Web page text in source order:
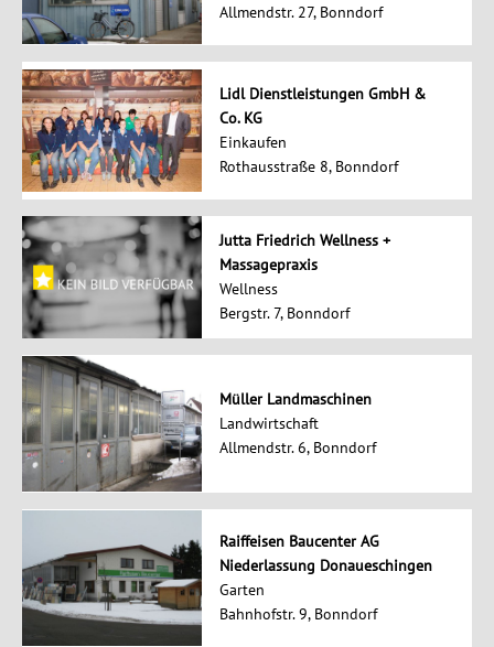
Allmendstr. 27, Bonndorf
Lidl Dienstleistungen GmbH &
Co. KG
Einkaufen
Rothausstraße 8, Bonndorf
Jutta Friedrich Wellness +
Massagepraxis
Wellness
Bergstr. 7, Bonndorf
Müller Landmaschinen
Landwirtschaft
Allmendstr. 6, Bonndorf
Raiffeisen Baucenter AG
Niederlassung Donaueschingen
Garten
Bahnhofstr. 9, Bonndorf